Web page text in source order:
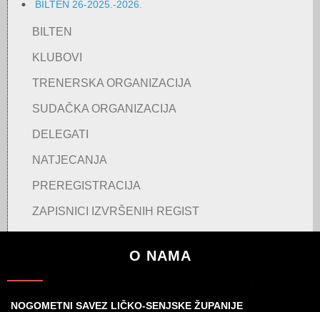
BILTEN 26-2025.-2026.
BILTEN
KLUBOVI
TRENERSKA ORGANIZACIJA
SUDAČKA ORGANIZACIJA
DELEGATI
NATJECANJA
PREREGISTRACIJA
ZAPISNICI IZVRŠENIH REGIST
O NAMA
NOGOMETNI SAVEZ LIČKO-SENJSKE ŽUPANIJE